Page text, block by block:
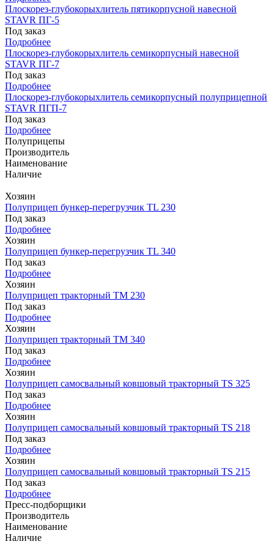
Плоскорез-глубокорыхлитель пятикорпусной навесной
STAVR ПГ-5
Под заказ
Подробнее
Плоскорез-глубокорыхлитель семикорпусный навесной
STAVR ПГ-7
Под заказ
Подробнее
Плоскорез-глубокорыхлитель семикорпусный полуприцепной
STAVR ПГП-7
Под заказ
Подробнее
Полуприцепы
Производитель
Наименование
Наличие
Хозяин
Полуприцеп бункер-перегрузчик TL 230
Под заказ
Подробнее
Хозяин
Полуприцеп бункер-перегрузчик TL 340
Под заказ
Подробнее
Хозяин
Полуприцеп тракторный TM 230
Под заказ
Подробнее
Хозяин
Полуприцеп тракторный TM 340
Под заказ
Подробнее
Хозяин
Полуприцеп самосвальный ковшовый тракторный TS 325
Под заказ
Подробнее
Хозяин
Полуприцеп самосвальный ковшовый тракторный TS 218
Под заказ
Подробнее
Хозяин
Полуприцеп самосвальный ковшовый тракторный TS 215
Под заказ
Подробнее
Пресс-подборщики
Производитель
Наименование
Наличие